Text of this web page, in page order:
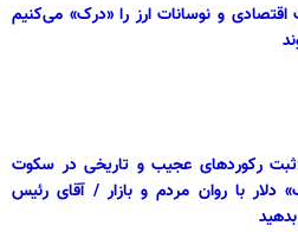
و نوسانات ارز را «درک» می‌کنیم
«ثبت رکوردهای عجیب و تاریخی در سکوت
با روان مردم و بازار / آقای رئیس